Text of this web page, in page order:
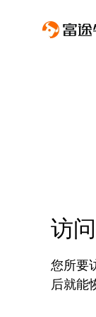
访
您所要
后就能